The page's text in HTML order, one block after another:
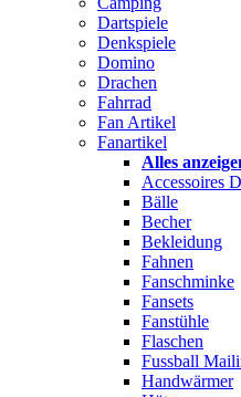
Dartspiele
Denkspiele
Domino
Drachen
Fahrrad
Fan Artikel
Fanartikel
Alles
Accessoires
Bälle
Becher
Bekleidung
Fahnen
Fanschminke
Fansets
Fanstühle
Flaschen
Fussball
Handwärmer